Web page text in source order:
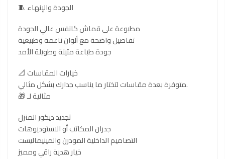
🧵 الجودة والإنهاء
مطبوعة على قماش كانفس عالي الجودة
تفاصيل واضحة مع ألوان ناعمة وطبيعية
جودة طباعة متينة وطويلة الأمد
📐 خيارات المقاسات
متوفرة بعدة مقاسات لتختار ما يناسب جدارك بشكل مثالي.
🎁 مثالية لـ
تجديد ديكور المنزل
جدران المكاتب أو الاستوديوهات
التصاميم الداخلية المودرن والمينيماليست
خيار هدية راقي ومميز